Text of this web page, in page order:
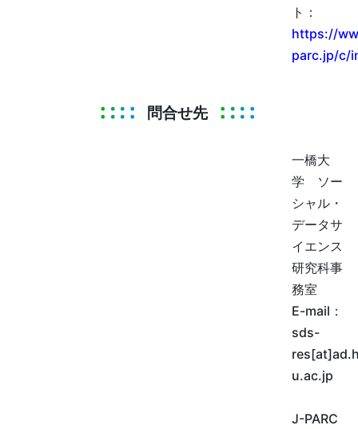
ト：
https://
parc.jp/c/
問合せ先
一橋大
学 ソー
シャル・
データサ
イエンス
研究科事
務室
E-mail：
sds-
u.ac.jp
J-PARC